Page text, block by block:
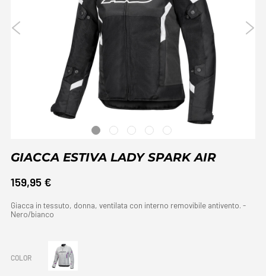
GIACCA ESTIVA LADY SPARK AIR
159,95 €
Giacca in tessuto, donna, ventilata con interno removibile antivento. -
Nero/bianco
COLOR